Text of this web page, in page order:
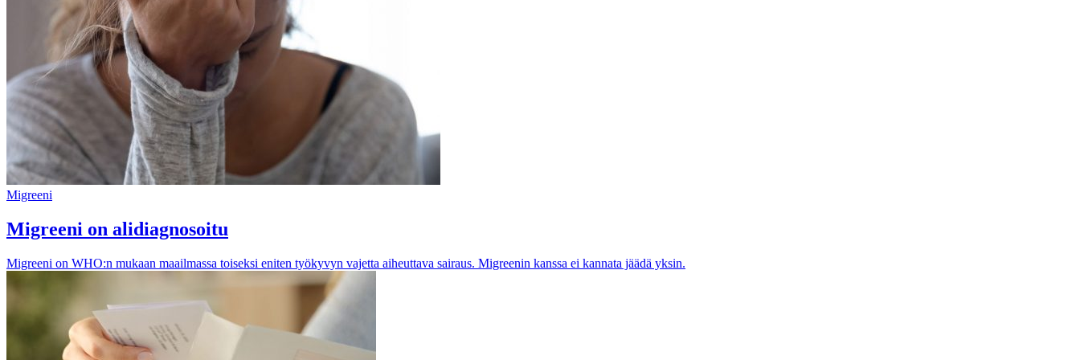
Migreeni
Migreeni on alidiagnosoitu
Migreeni on WHO:n mukaan maailmassa toiseksi eniten työkyvyn vajetta aiheuttava sairaus. Migreenin kanssa ei kannata jäädä yksin.